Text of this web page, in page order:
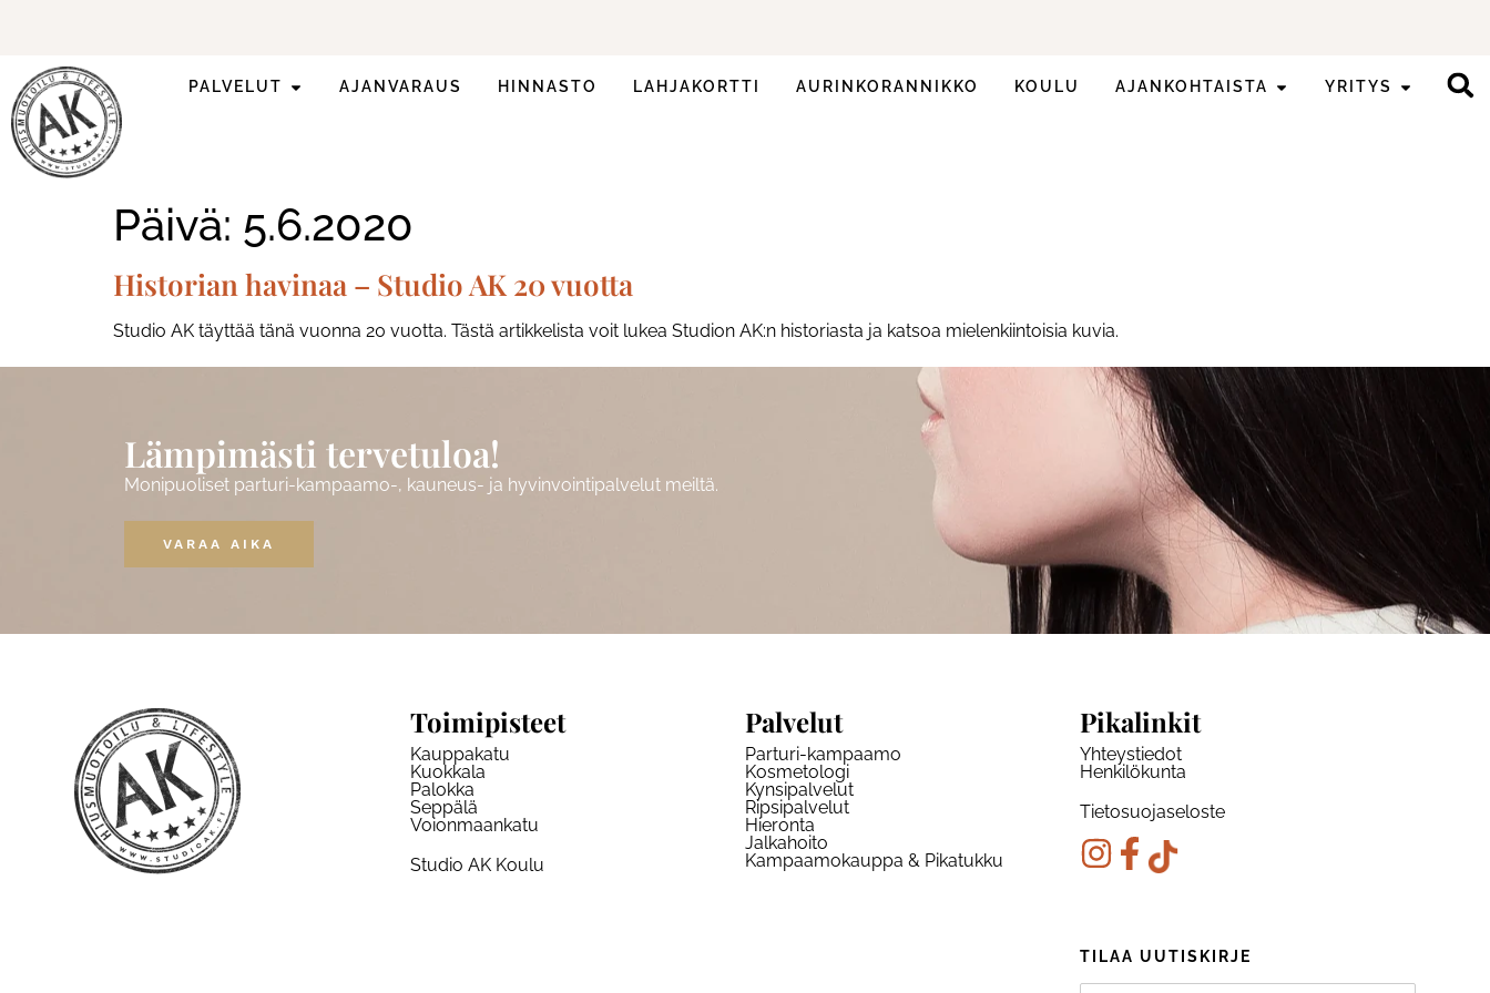
Kesän trendivinkit!
PALVELUT AJANVARAUS HINNASTO LAHJAKORTTI AURINKORANNIKKO KOULU AJANKOHTAISTA YRITYS
Päivä: 5.6.2020
Historian havinaa – Studio AK 20 vuotta
Studio AK täyttää tänä vuonna 20 vuotta. Tästä artikkelista voit lukea Studion AK:n historiasta ja katsoa mielenkiintoisia kuvia.
Lämpimästi tervetuloa!
Monipuoliset parturi-kampaamo-, kauneus- ja hyvinvointipalvelut meiltä.
VARAA AIKA
Toimipisteet
Kauppakatu
Kuokkala
Palokka
Seppälä
Voionmaankatu
Studio AK Koulu
Palvelut
Parturi-kampaamo
Kosmetologi
Kynsipalvelut
Ripsipalvelut
Hieronta
Jalkahoito
Kampaamokauppa & Pikatukku
Pikalinkit
Yhteystiedot
Henkilökunta
Tietosuojaseloste
TILAA UUTISKIRJE